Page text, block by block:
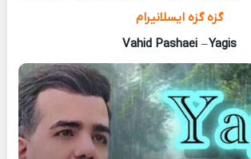
گزه گزه ایسلانیرام
Vahid Pashaei –Yagis